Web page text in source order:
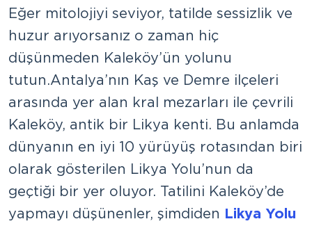
Eğer mitolojiyi seviyor, tatilde sessizlik ve
huzur arıyorsanız o zaman hiç
düşünmeden Kaleköy’ün yolunu
tutun. Antalya’nın Kaş ve Demre ilçeleri
arasında yer alan kral mezarları ile çevrili
Kaleköy, antik bir Likya kenti. Bu anlamda
dünyanın en iyi 10 yürüyüş rotasından biri
olarak gösterilen Likya Yolu’nun da
geçtiği bir yer oluyor. Tatilini Kaleköy’de
yapmayı düşünenler, şimdiden Likya Yolu